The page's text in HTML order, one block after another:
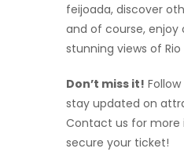
feijoada, discover
and of course,
stunning views of Rio
Don’t miss it!
stay updated on
Contact us for
secure your ticket!